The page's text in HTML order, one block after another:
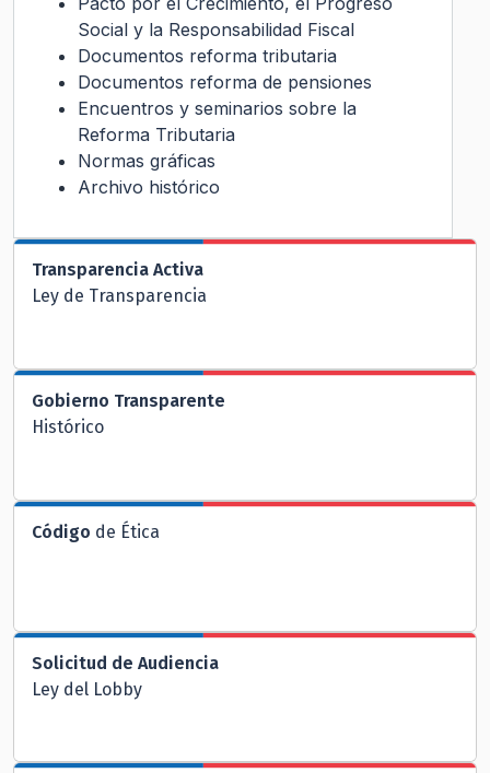
Social y la Responsabilidad Fiscal
Documentos reforma tributaria
Documentos reforma de pensiones
Encuentros y seminarios sobre la
Reforma Tributaria
Normas gráficas
Archivo histórico
Transparencia Activa
Ley de Transparencia
Gobierno Transparente
Histórico
Código de Ética
Solicitud de Audiencia
Ley del Lobby